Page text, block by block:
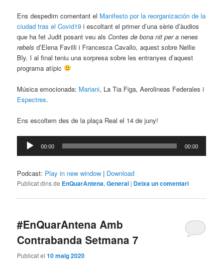
Ens despedim comentant el Manifesto por la reorganización de la
ciudad tras el Covid19 i escoltant el primer d’una sèrie d’àudios
que ha fet Judit posant veu alsContes de bona nit per a nenes
rebels d’Elena Favilli i Francesca Cavallo, aquest sobre Nellie
Bly. I al final teniu una sorpresa sobre les entranyes d’aquest
programa atípic
Música emocionada: Mariani, La Tia Figa, Aerolineas Federales i
Espectres.
Ens escoltem des de la plaça Real el 14 de juny!
Reproductor
d'àudio
00:00 00:00
Podcast: Play in new window | Download
Publicat dins de EnQuarAntena,General | Deixa un comentari
#EnQuarAntena Amb
Contrabanda Setmana 7
Publicat el10 maig 2020